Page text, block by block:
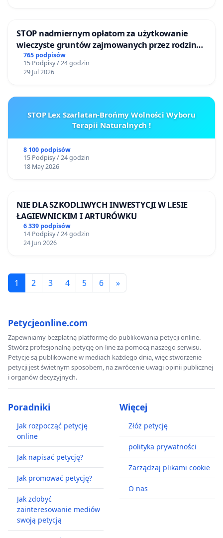
STOP nadmiernym opłatom za użytkowanie
wieczyste gruntów zajmowanych przez rodzinne
ogrody działkowe.
765 podpisów
15 Podpisy / 24 godzin
29 Jul 2026
STOP Lex Szarlatan-Brońmy Wolności Wyboru
Terapii Naturalnych !
8 100 podpisów
15 Podpisy / 24 godzin
18 May 2026
NIE DLA SZKODLIWYCH INWESTYCJI W LESIE
ŁAGIEWNICKIM I ARTURÓWKU
6 339 podpisów
14 Podpisy / 24 godzin
24 Jun 2026
1 2 3 4 5 6 »
Petycjeonline.com
Zapewniamy bezpłatną platformę do publikowania petycji online.
Stwórz profesjonalną petycję on-line za pomocą naszego serwisu.
Petycje są publikowane w mediach każdego dnia, więc stworzenie
petycji jest świetnym sposobem, na zwrócenie uwagi opinii publicznej
i organów decyzyjnych.
Poradniki
Jak rozpocząć petycję
online
Jak napisać petycję?
Jak promować petycję?
Jak zdobyć
zainteresowanie mediów
swoją petycją
Więcej
Złóż petycję
polityka prywatności
Zarządzaj plikami cookie
O nas